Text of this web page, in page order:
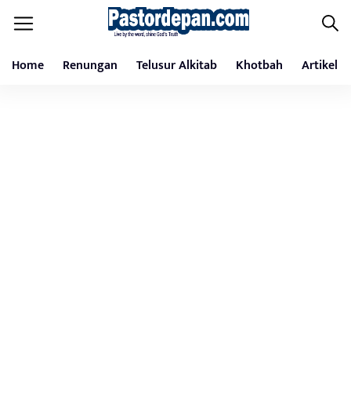
Home Renungan Telusur Alkitab Khotbah Artikel